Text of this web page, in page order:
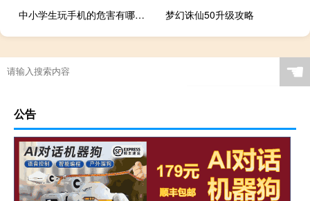
中小学生玩手机的危害有哪些（青少年玩手机的危害有哪些）
梦幻诛仙50升级攻略
☚
公告